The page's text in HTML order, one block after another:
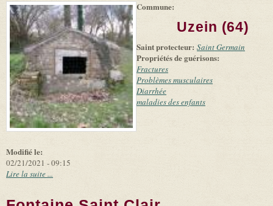
Leaflet (link is
|
Tiles
(link is
external)
©
Microsoft
and
suppliers
Modifié le:
02/21/2021 - 09:15
Commune:
Uzein (64)
Saint protecteur: Saint Germain
Propriétés de guérisons:
Fractures
Problèmes musculaires
Diarrhée
maladies des enfants
Lire la suite ...